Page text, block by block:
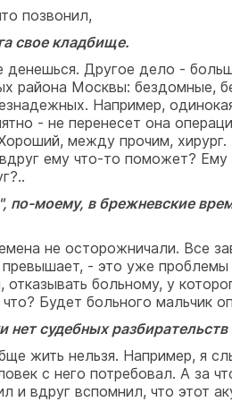
позвонил,
свое кладбище.
денешься. Другое дело -
района Москвы: бездомные,
Например,
- не перенесет она
между прочим,
ему что-то поможет?
по-моему, в брежневские
не осторожничали. Все
превышает, - это уже
больному, у
Будет больного мальчик
нет судебных
жить нельзя. Например, я
с него потребовал. А за
и вдруг вспомнил, что этот